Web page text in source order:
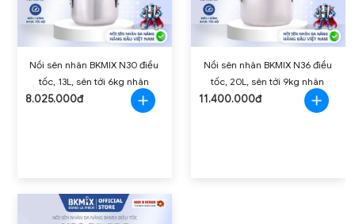
Nồi sên nhân BKMIX N30 điều
tốc, 13L, sên tới 6kg nhân
8.025.000đ
Nồi sên nhân BKMIX N36 điều
tốc, 20L, sên tới 9kg nhân
11.400.000đ